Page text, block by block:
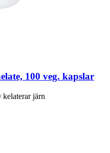
100 veg. kapslar
järn